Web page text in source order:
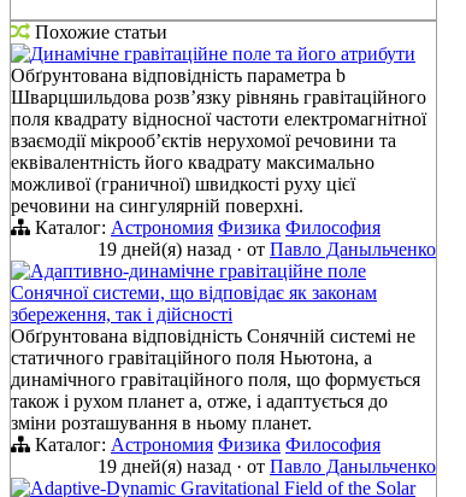
Похожие статьи
Динамічне гравітаційне поле та його атрибути
Обґрунтована відповідність параметра b
Шварцшильдова розв’язку рівнянь гравітаційного
поля квадрату відносної частоти електромагнітної
взаємодії мікрооб’єктів нерухомої речовини та
еквівалентність його квадрату максимально
можливої (граничної) швидкості руху цієї
речовини на сингулярній поверхні.
Каталог: Астрономия Физика Философия
19 дней(я) назад · от Павло Даныльченко
Адаптивно-динамічне гравітаційне поле
Сонячної системи, що відповідає як законам
збереження, так і дійсності
Обґрунтована відповідність Сонячній системі не
статичного гравітаційного поля Ньютона, а
динамічного гравітаційного поля, що формується
також і рухом планет а, отже, і адаптується до
зміни розташування в ньому планет.
Каталог: Астрономия Физика Философия
19 дней(я) назад · от Павло Даныльченко
Adaptive-Dynamic Gravitational Field of the Solar